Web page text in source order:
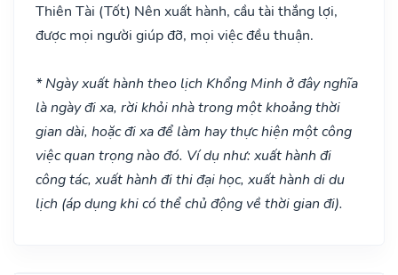
Thiên Tài (Tốt) Nên xuất hành, cầu tài thắng lợi,
được mọi người giúp đỡ, mọi việc đều thuận.
* Ngày xuất hành theo lịch Khổng Minh ở đây nghĩa
là ngày đi xa, rời khỏi nhà trong một khoảng thời
gian dài, hoặc đi xa để làm hay thực hiện một công
việc quan trọng nào đó. Ví dụ như: xuất hành đi
công tác, xuất hành đi thi đại học, xuất hành di du
lịch (áp dụng khi có thể chủ động về thời gian đi).